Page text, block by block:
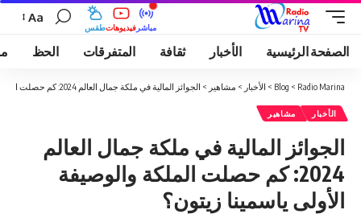
طقسفيديوهات مباشر
Aa
الصفحة الرئيسية الأخبار ثقافة المتفرقات الحظ
Radio Marina
>
Blog
> الأخبار > مشاهير > الجوائز المالية في ملكة جمال العالم 2024: كم حصلت الملكة والوصيفة الأولى ياسمينا زيتون؟
الأخبار مشاهير
الجوائز المالية في ملكة جمال العالم
2024: كم حصلت الملكة والوصيفة
الأولى ياسمينا زيتون؟